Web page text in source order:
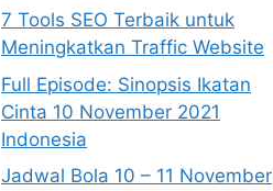
7 Tools SEO Terbaik untuk
Meningkatkan Traffic Website
Full Episode: Sinopsis Ikatan
Cinta 10 November 2021
Indonesia
Jadwal Bola 10 – 11 November